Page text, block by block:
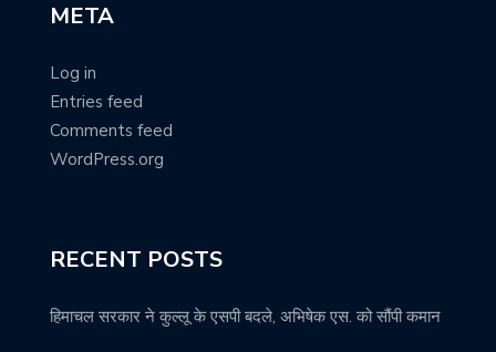
META
Log in
Entries feed
Comments feed
WordPress.org
RECENT POSTS
हिमाचल सरकार ने कुल्लू के एसपी बदले, अभिषेक एस. को सौंपी कमान